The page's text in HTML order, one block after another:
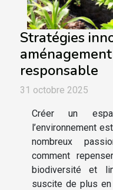
Stratégies
responsable
31 octobre 2025
Créer un
l’environnement
nombreux
comment
biodiversité et
suscite de plus en